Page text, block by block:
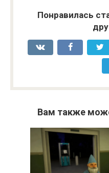
Понравилась
Вам также